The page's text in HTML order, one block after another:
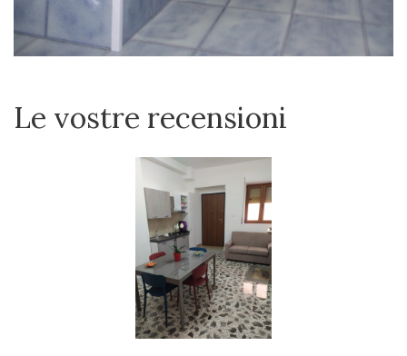
Le vostre recensioni